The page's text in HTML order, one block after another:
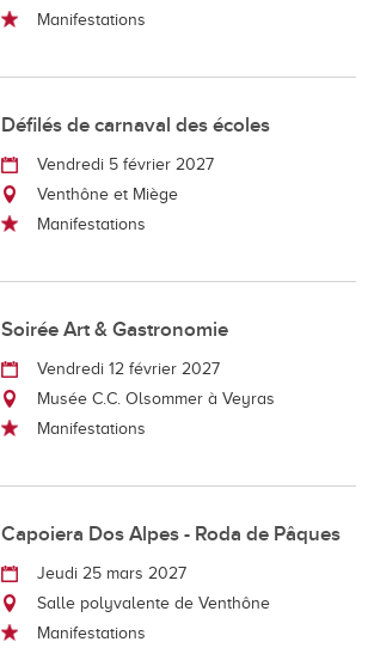
Manifestations
Défilés de carnaval des écoles
Vendredi 5 février 2027
Venthône et Miège
Manifestations
Soirée Art & Gastronomie
Vendredi 12 février 2027
Musée C.C. Olsommer à Veyras
Manifestations
Capoiera Dos Alpes - Roda de Pâques
Jeudi 25 mars 2027
Salle polyvalente de Venthône
Manifestations